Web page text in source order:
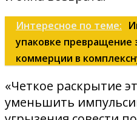
Интересное по теме:
упаковке превращение
коммерции в
«Четкое раскрытие
уменьшить